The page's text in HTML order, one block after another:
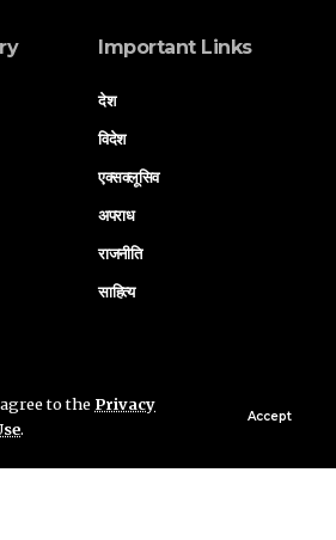
to the Privacy
.
Accept
Important Links
देश
विदेश
एक्सक्लूसिव
अपराध
राजनीति
साहित्य
Find Us on Socials